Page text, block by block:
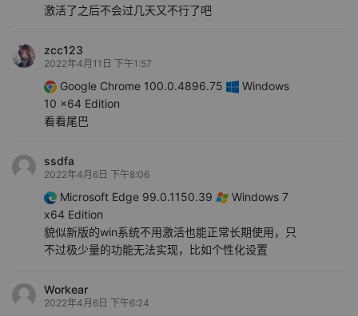
激活了之后不会过几天又不行了吧
zcc123
2022年4月11日 下午1:57
Google Chrome 100.0.4896.75
Windows
10 x64 Edition
看看尾巴
ssdfa
2022年4月6日 下午8:06
Microsoft Edge 99.0.1150.39
Windows 7
x64 Edition
貌似新版的win系统不用激活也能正常长期使用，只
不过极少量的功能无法实现，比如个性化设置
Workear
2022年4月6日 下午6:24